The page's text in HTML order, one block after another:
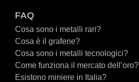
FAQ
Cosa sono i metalli rari?
Cosa è il grafene?
Cosa sono i metalli tecnologici?
Come funziona il mercato dell’oro?
Esistono miniere in Italia?